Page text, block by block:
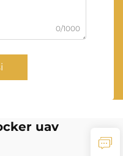
0/1000
uav